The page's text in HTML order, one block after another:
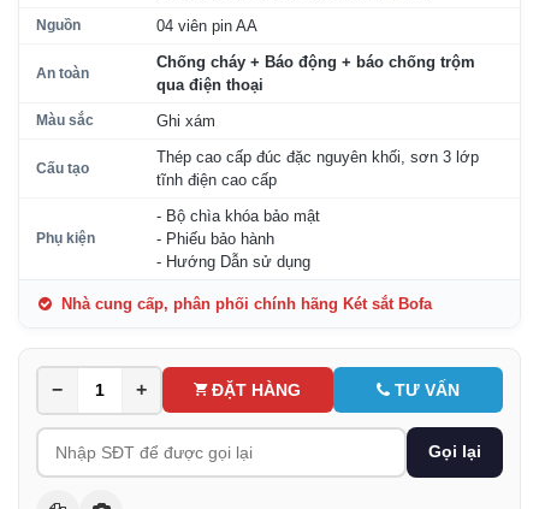
Nguồn 04 viên pin AA
An toàn
Chống cháy + Báo động + báo chống trộm
qua điện thoại
Màu sắc Ghi xám
Cấu tạo
Thép cao cấp đúc đặc nguyên khối, sơn 3 lớp
tĩnh điện cao cấp
Phụ kiện
- Bộ chìa khóa bảo mật
- Phiếu bảo hành
- Hướng Dẫn sử dụng
Nhà cung cấp, phân phối chính hãng Két sắt Bofa
− + ĐẶT HÀNG TƯ VẤN
Gọi lại